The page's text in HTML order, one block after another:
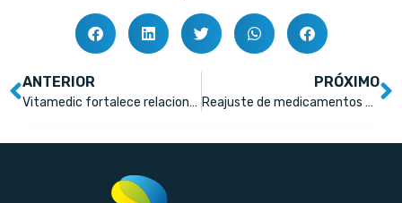
ANTERIOR
Vitamedic fortalece relacionamento com distribuidores e varejo farmacêutico
PRÓXIMO
Reajuste de medicamentos deve pressionar varejistas